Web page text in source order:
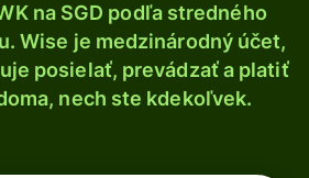
na SGD podľa stredného
Wise je medzinárodný účet,
posielať, prevádzať a platiť
nech ste kdekoľvek.